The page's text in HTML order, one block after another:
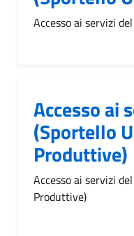
Accesso ai servizi
Accesso ai
(Sportello
Produttive)
Accesso ai servizi
Produttive)